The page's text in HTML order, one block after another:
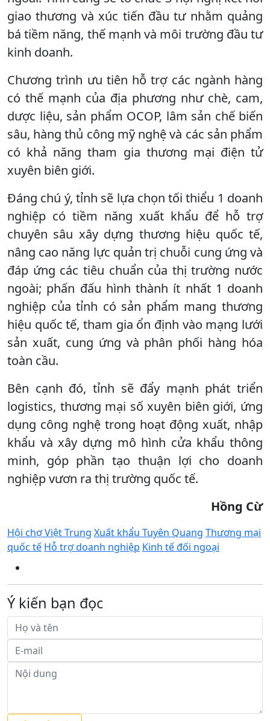
giao thương và xúc tiến đầu tư nhằm quảng
bá tiềm năng, thế mạnh và môi trường đầu tư
kinh doanh.
Chương trình ưu tiên hỗ trợ các ngành hàng
có thế mạnh của địa phương như chè, cam,
dược liệu, sản phẩm OCOP, lâm sản chế biến
sâu, hàng thủ công mỹ nghệ và các sản phẩm
có khả năng tham gia thương mại điện tử
xuyên biên giới.
Đáng chú ý, tỉnh sẽ lựa chọn tối thiểu 1 doanh
nghiệp có tiềm năng xuất khẩu để hỗ trợ
chuyên sâu xây dựng thương hiệu quốc tế,
nâng cao năng lực quản trị chuỗi cung ứng và
đáp ứng các tiêu chuẩn của thị trường nước
ngoài; phấn đấu hình thành ít nhất 1 doanh
nghiệp của tỉnh có sản phẩm mang thương
hiệu quốc tế, tham gia ổn định vào mạng lưới
sản xuất, cung ứng và phân phối hàng hóa
toàn cầu.
Bên cạnh đó, tỉnh sẽ đẩy mạnh phát triển
logistics, thương mại số xuyên biên giới, ứng
dụng công nghệ trong hoạt động xuất, nhập
khẩu và xây dựng mô hình cửa khẩu thông
minh, góp phần tạo thuận lợi cho doanh
nghiệp vươn ra thị trường quốc tế.
Hồng Cừ
Hội chợ Việt Trung Xuất khẩu Tuyên Quang Thương mại
quốc tế Hỗ trợ doanh nghiệp Kinh tế đối ngoại
Ý kiến bạn đọc